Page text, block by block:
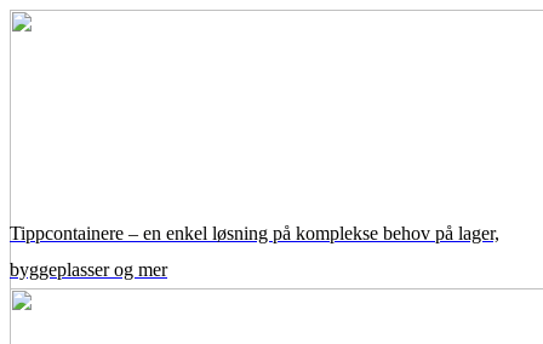
Tippcontainere – en enkel løsning på komplekse behov på lager,
byggeplasser og mer